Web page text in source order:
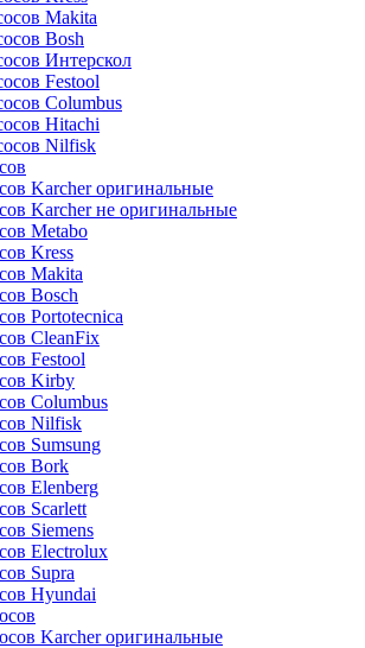
Makita
Bosh
Интерскол
Festool
Columbus
Hitachi
Nilfisk
Karcher оригинальные
Karcher не оригинальные
Metabo
Kress
Makita
Bosch
Portotecnica
CleanFix
Festool
Kirby
Columbus
Nilfisk
Sumsung
Bork
Elenberg
Scarlett
Siemens
Electrolux
Supra
Hyundai
Karcher оригинальные